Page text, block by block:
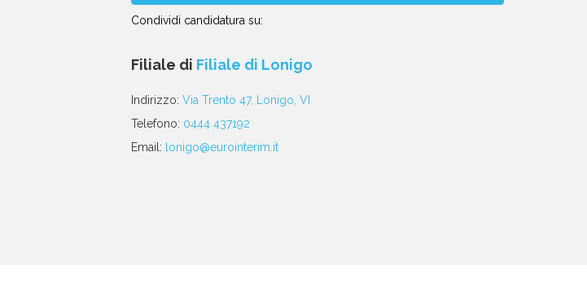
Condividi candidatura su:
via
email
su
Facebook
su
Twitter
su
Linkedin
su
WhatsApp
Filiale di Filiale di Lonigo
Indirizzo:Via Trento 47, Lonigo, VI
Telefono: 0444 437192
Email:
lonigo@eurointerim.it